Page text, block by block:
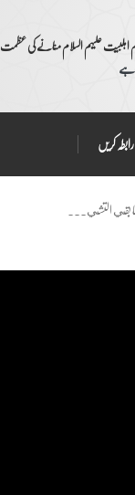
علیہم السلام منانے کی عظمت
ہے
رابطہ کریں
لما بقي التشي...